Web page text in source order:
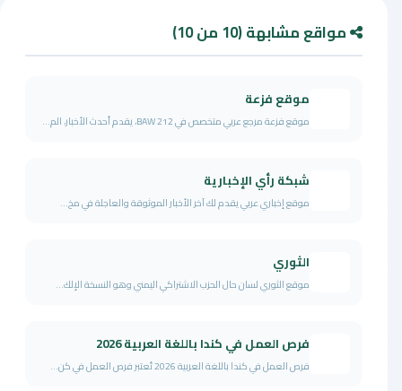
مواقع مشابهة (10 من 10)
موقع فزعة
موقع فزعة مرجع عربي متخصص في BAW 212، يقدم أحدث الأخبار، الم...
شبكة رأي الإخبارية
موقع إخباري عربي يقدم لك آخر الأخبار الموثوقة والعاجلة في مخ...
الثوري
موقع الثوري لسان حال الحزب الاشتراكي اليمني وهو النسخة الإلك...
فرص العمل في كندا باللغة العربية 2026
فرص العمل في كندا باللغة العربية 2026 تُعتبر فرص العمل في كن...